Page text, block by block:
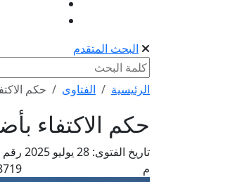
البحث المتقدم
الرئيسية الفتاوى حكم
حكم الاكتفاء
تاريخ الفتوى:
28 يوليو 2025
م
رقم